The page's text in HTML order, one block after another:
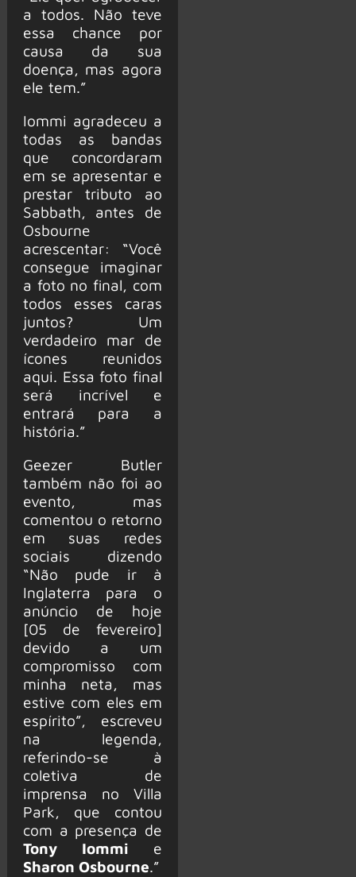
a todos. Não teve
essa chance por
causa da sua
doença, mas agora
ele tem.”
Iommi agradeceu a
todas as bandas
que concordaram
em se apresentar e
prestar tributo ao
Sabbath, antes de
Osbourne
acrescentar: “Você
consegue imaginar
a foto no final, com
todos esses caras
juntos? Um
verdadeiro mar de
ícones reunidos
aqui. Essa foto final
será incrível e
entrará para a
história.”
Geezer Butler
também não foi ao
evento, mas
comentou o retorno
em suas redes
sociais dizendo
“Não pude ir à
Inglaterra para o
anúncio de hoje
[05 de fevereiro]
devido a um
compromisso com
minha neta, mas
estive com eles em
espírito”, escreveu
na legenda,
referindo-se à
coletiva de
imprensa no Villa
Park, que contou
com a presença de
Tony Iommie
Sharon Osbourne.”